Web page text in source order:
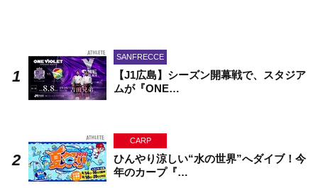
SANFRECCE
【J1広島】シーズン開幕戦で、スタジア
ムが『ONE…
CARP
ひんやり涼しい“水の世界”へダイブ！今
年のカープ『…